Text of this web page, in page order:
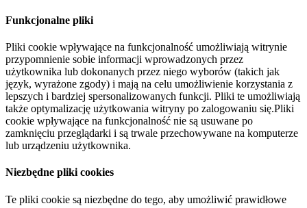
Funkcjonalne pliki
Pliki cookie wpływające na funkcjonalność umożliwiają witrynie
przypomnienie sobie informacji wprowadzonych przez
użytkownika lub dokonanych przez niego wyborów (takich jak
język, wyrażone zgody) i mają na celu umożliwienie korzystania z
lepszych i bardziej spersonalizowanych funkcji. Pliki te umożliwiają
także optymalizację użytkowania witryny po zalogowaniu się.Pliki
cookie wpływające na funkcjonalność nie są usuwane po
zamknięciu przeglądarki i są trwale przechowywane na komputerze
lub urządzeniu użytkownika.
Niezbędne pliki cookies
Te pliki cookie są niezbędne do tego, aby umożliwić prawidłowe